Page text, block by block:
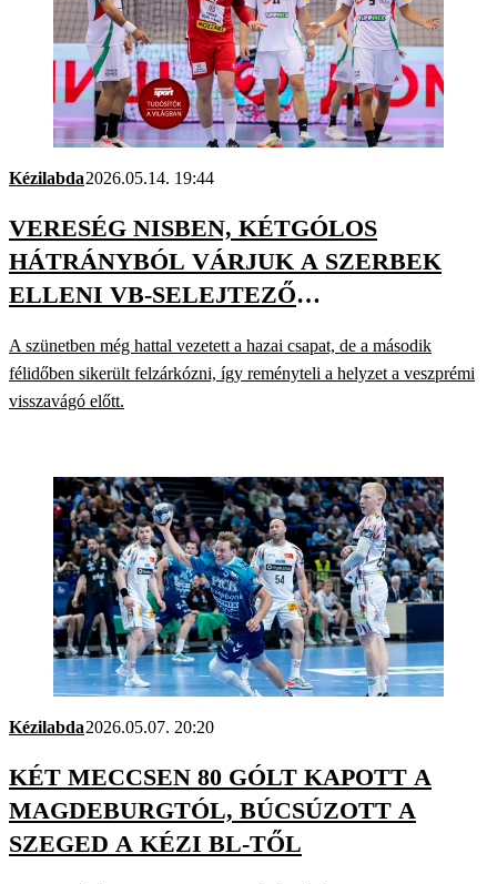
Kézilabda2026.05.14. 19:44
VERESÉG NISBEN, KÉTGÓLOS
HÁTRÁNYBÓL VÁRJUK A SZERBEK
ELLENI VB-SELEJTEZŐ
A szünetben még hattal vezetett a hazai csapat, de a második
félidőben sikerült felzárkózni, így reményteli a helyzet a veszprémi
visszavágó előtt.
Kézilabda2026.05.07. 20:20
KÉT MECCSEN 80 GÓLT KAPOTT A
MAGDEBURGTÓL, BÚCSÚZOTT A
SZEGED A KÉZI BL-TŐL